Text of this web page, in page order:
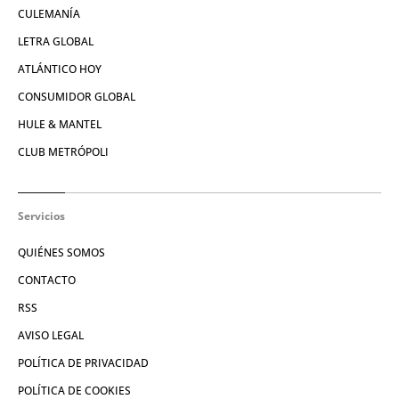
CULEMANÍA
LETRA GLOBAL
ATLÁNTICO HOY
CONSUMIDOR GLOBAL
HULE & MANTEL
CLUB METRÓPOLI
Servicios
QUIÉNES SOMOS
CONTACTO
RSS
AVISO LEGAL
POLÍTICA DE PRIVACIDAD
POLÍTICA DE COOKIES